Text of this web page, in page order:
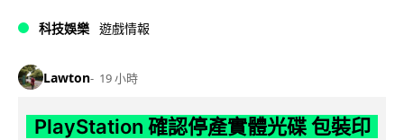
科技娛樂 遊戲情報
Lawton 19 小時
PlayStation 確認停產實體光碟 包裝印